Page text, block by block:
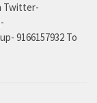
Twitter-
9166157932 To